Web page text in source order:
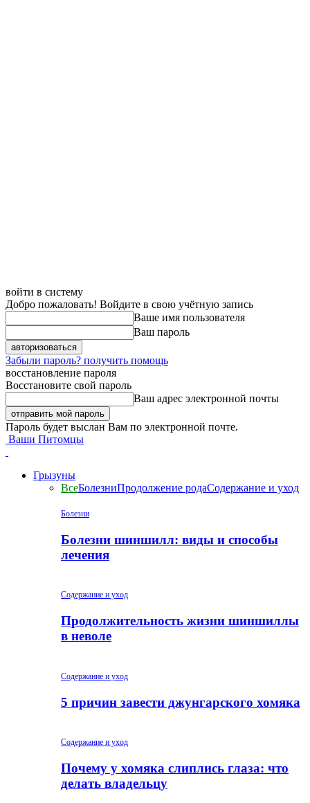
войти в систему
Добро пожаловать! Войдите в свою учётную запись
Ваше имя пользователя
Ваш пароль
Забыли пароль? получить помощь
восстановление пароля
Восстановите свой пароль
Ваш адрес электронной почты
Пароль будет выслан Вам по электронной почте.
Ваши Питомцы
Грызуны
ВсеБолезниПродолжение родаСодержание и уход
Болезни
Болезни шиншилл: виды и способы
лечения
Содержание и уход
Продолжительность жизни шиншиллы
в неволе
Содержание и уход
5 причин завести джунгарского хомяка
Содержание и уход
Почему у хомяка слиплись глаза: что
делать владельцу